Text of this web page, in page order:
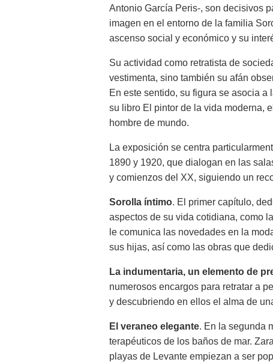
Antonio García Peris-, son decisivos
imagen en el entorno de la familia
ascenso social y económico y su
Su actividad como retratista de
vestimenta, sino también su afán
En este sentido, su figura se asocia
su libro El pintor de la vida moderna,
hombre de mundo.
La exposición se centra
1890 y 1920, que dialogan en las
y comienzos del XX, siguiendo un
Sorolla íntimo. El primer capítulo,
aspectos de su vida cotidiana, como
le comunica las novedades en la
sus hijas, así como las obras que
La indumentaria, un elemento de
numerosos encargos para retratar a
y descubriendo en ellos el alma de
El veraneo elegante. En la segunda
terapéuticos de los baños de mar.
playas de Levante empiezan a ser